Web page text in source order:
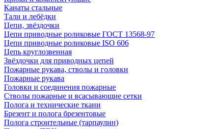
Канаты стальные
Тали и лебёдки
Цепи, звёздочки
Цепи приводные роликовые ГОСТ 13568-97
Цепи приводные роликовые ISO 606
Цепь круглозвенная
Звёздочки для приводных цепей
Пожарные рукава, стволы и головки
Пожарные рукава
Головки и соединения пожарные
Стволы пожарные и всасывающие сетки
Полога и технические ткани
Брезент и полога брезентовые
Полога строительные (тарпаулин)